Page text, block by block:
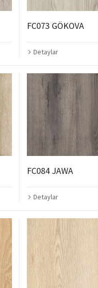
FC073 GÖKOVA
Detaylar
FC084 JAWA
Detaylar